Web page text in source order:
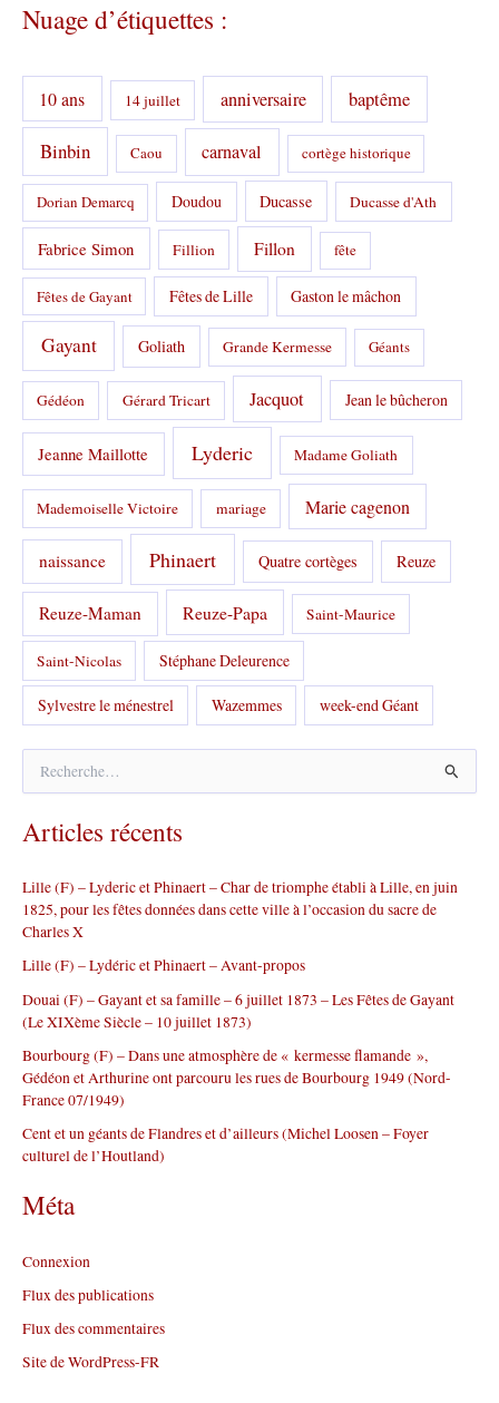
é
g
r
e
Nuage d’étiquettes :
10 ans 14 juillet anniversaire baptême
Binbin Caou carnaval cortège historique
Dorian Demarcq Doudou Ducasse Ducasse d'Ath
Fabrice Simon Fillion Fillon fête
Fêtes de Gayant Fêtes de Lille Gaston le mâchon
Gayant Goliath Grande Kermesse Géants
Gédéon Gérard Tricart Jacquot Jean le bûcheron
Jeanne Maillotte Lyderic Madame Goliath
Mademoiselle Victoire mariage Marie cagenon
naissance Phinaert Quatre cortèges Reuze
Reuze-Maman Reuze-Papa Saint-Maurice
Saint-Nicolas Stéphane Deleurence
Sylvestre le ménestrel Wazemmes week-end Géant
h
e
c
h
e
r
:
Articles récents
Lille (F) – Lyderic et Phinaert – Char de triomphe établi à Lille, en juin
1825, pour les fêtes données dans cette ville à l’occasion du sacre de
Charles X
Lille (F) – Lydéric et Phinaert – Avant-propos
Douai (F) – Gayant et sa famille – 6 juillet 1873 – Les Fêtes de Gayant
(Le XIXème Siècle – 10 juillet 1873)
Bourbourg (F) – Dans une atmosphère de « kermesse flamande »,
Gédéon et Arthurine ont parcouru les rues de Bourbourg 1949 (Nord-
France 07/1949)
Cent et un géants de Flandres et d’ailleurs (Michel Loosen – Foyer
culturel de l’Houtland)
Méta
Connexion
Flux des publications
Flux des commentaires
Site de WordPress-FR